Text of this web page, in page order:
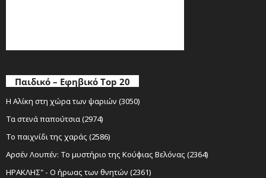
Παιδικό – Εφηβικό Top 20
Η Αλίκη στη χώρα των ψαριών (3050)
Τα στενά παπούτσια (2974)
Το παιχνίδι της χαράς (2586)
Αρσέν Λουπέν: Το μυστήριο της Κούφιας Βελόνας (2364)
ΗΡΑΚΛΗΣ" - Ο ήρωας των θνητών (2361)